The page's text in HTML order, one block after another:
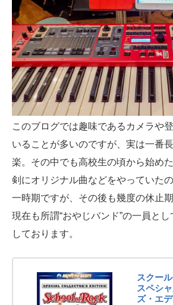
このブログでは趣味であるカメラや
いることが多いのですが、実は一番
楽。その中でも高校生の頃から始め
剣にオリジナル曲などをやっていた
一時期ですが、その後も幾度の休止
現在も所謂“おやじバンド”の一員と
しております。
スクー
スペシ
ズ・エ